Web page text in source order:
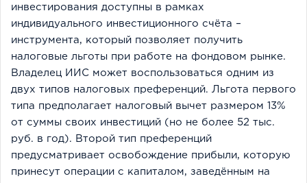
инвестирования доступны в рамках
индивидуального инвестиционного счёта –
инструмента, который позволяет получить
налоговые льготы при работе на фондовом рынке.
Владелец ИИС может воспользоваться одним из
двух типов налоговых преференций. Льгота первого
типа предполагает налоговый вычет размером 13%
от суммы своих инвестиций (но не более 52 тыс.
руб. в год). Второй тип преференций
предусматривает освобождение прибыли, которую
принесут операции с капиталом, заведённым на